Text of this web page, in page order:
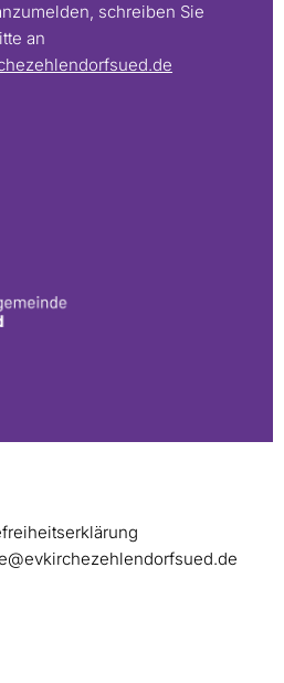
schreiben Sie
an